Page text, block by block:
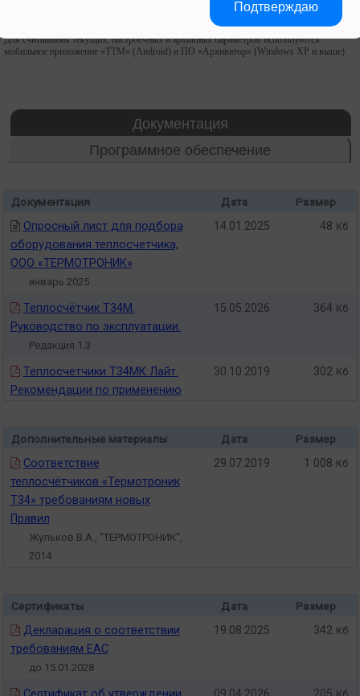
параметрах теплоносителя с последующим вычислением, на основании известных
Для считывания текущих, настроечных и архивных параметров используются
мобильное приложение «ТТМ» (Android) и ПО «Архиватор» (Windows XP и выше).
Документация
Программное обеспечение
Документация Дата Размер
Опросный лист для подбора
оборудования теплосчетчика,
ООО «ТЕРМОТРОНИК»
январь 2025
14.01.2025 48 Кб
Теплосчётчик Т34M.
Руководство по эксплуатации.
Редакция 1.3
15.05.2026 364 Кб
Теплосчетчики Т34МК Лайт.
Рекомендации по применению
30.10.2019 302 Кб
Дополнительные материалы Дата Размер
Соответствие
теплосчётчиков «Термотроник
Т34» требованиям новых
Правил
Жульков В.А., "ТЕРМОТРОНИК",
2014
29.07.2019 1 008 Кб
Сертификаты Дата Размер
Декларация о соответствии
требованиям ЕАС
до 15.01.2028
19.08.2025 342 Кб
Подтверждаю